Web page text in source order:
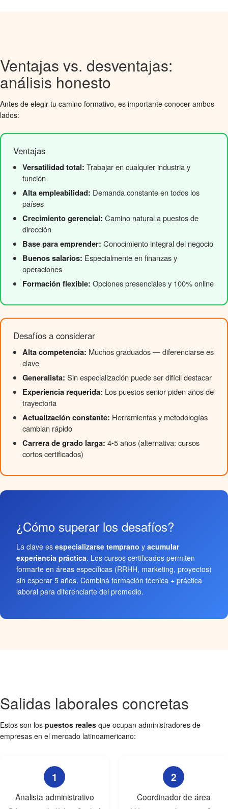
Ventajas vs. desventajas:
análisis honesto
Antes de elegir tu camino formativo, es importante conocer ambos
lados:
Ventajas
Versatilidad total: Trabajar en cualquier industria y
función
Alta empleabilidad: Demanda constante en todos los
países
Crecimiento gerencial: Camino natural a puestos de
dirección
Base para emprender: Conocimiento integral del negocio
Buenos salarios: Especialmente en finanzas y
operaciones
Formación flexible: Opciones presenciales y 100% online
Desafíos a considerar
Alta competencia: Muchos graduados — diferenciarse es
clave
Generalista: Sin especialización puede ser difícil destacar
Experiencia requerida: Los puestos senior piden años de
trayectoria
Actualización constante: Herramientas y metodologías
cambian rápido
Carrera de grado larga: 4-5 años (alternativa: cursos
cortos certificados)
¿Cómo superar los desafíos?
La clave es especializarse temprano y acumular
experiencia práctica. Los cursos certificados permiten
formarte en áreas específicas (RRHH, marketing, proyectos)
sin esperar 5 años. Combiná formación técnica + práctica
laboral para diferenciarte del promedio.
Salidas laborales concretas
Estos son los puestos reales que ocupan administradores de
empresas en el mercado latinoamericano:
1
Analista administrativo
2
Coordinador de área